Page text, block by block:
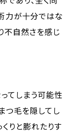
力が十分ではな
不自然さを感じ
てしまう可能性
つ毛を隠してし
りと膨れたりす